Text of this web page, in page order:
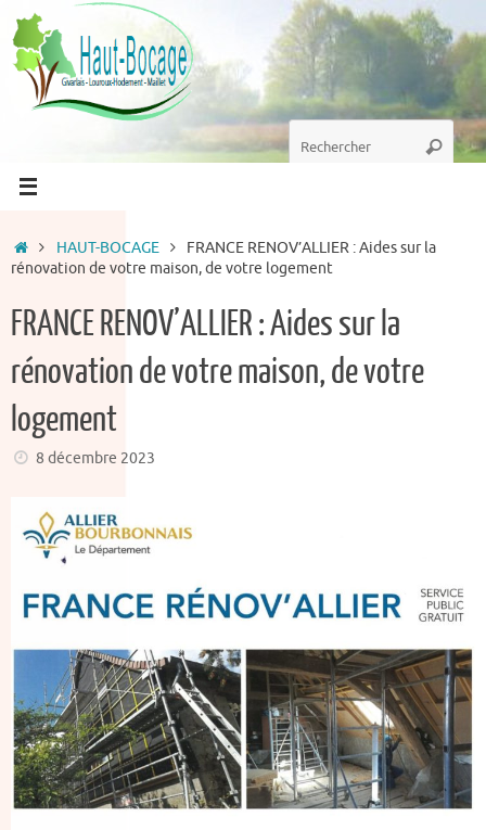
Passer
au
contenu
Recherche
pour
Accueil
HAUT-BOCAGE
FRANCE RENOV’ALLIER : Aides sur la
rénovation de votre maison, de votre logement
FRANCE RENOV’ALLIER : Aides sur la
rénovation de votre maison, de votre
logement
8 décembre 2023